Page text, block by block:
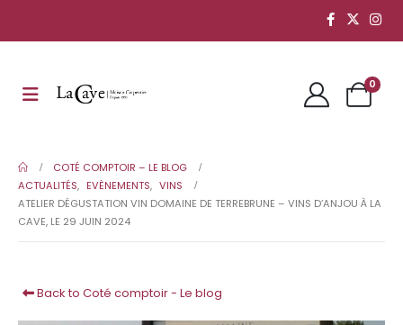
0
COTÉ COMPTOIR – LE BLOG
ACTUALITÉS, EVÈNEMENTS, VINS
ATELIER DÉGUSTATION VIN DOMAINE DE TERREBRUNE – VINS D’ANJOU À LA
CAVE, LE 29 JUIN 2024
Back to Coté comptoir - Le blog